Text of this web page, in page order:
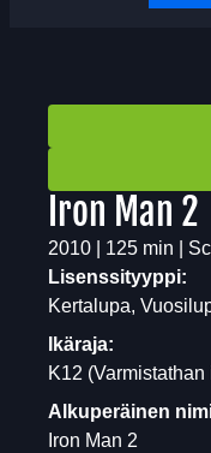
Iron Man 2
2010 | 125 min |
Lisenssityyppi:
Kertalupa,
Ikäraja:
K12 (Varmistathan
Alkuperäinen
Iron Man 2